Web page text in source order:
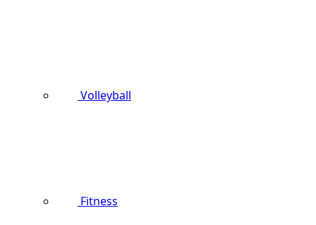
Volleyball
Fitness